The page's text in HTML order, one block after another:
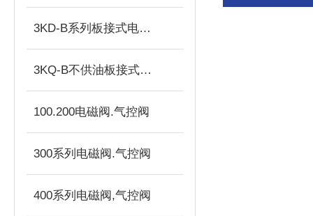
3KD-B系列板接式电控换向阀
3KQ-B不供油板接式气控换向阀
100.200电磁阀.气控阀
300系列电磁阀.气控阀
400系列电磁阀,气控阀